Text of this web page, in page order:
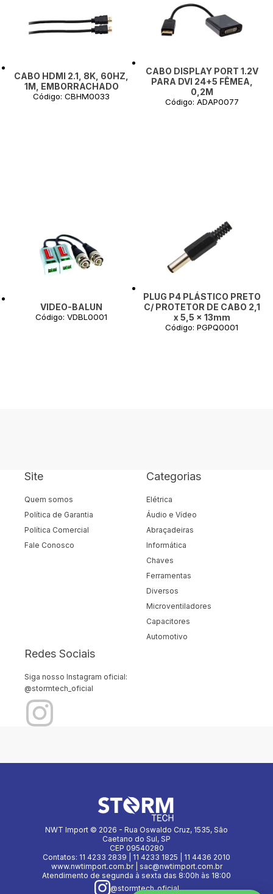
CABO HDMI 2.1, 8K, 60HZ,
1M, EMBORRACHADO
Código: CBHM0033
CABO DISPLAY PORT 1.2V
PARA DVI 24+5 FÊMEA,
0,2M
Código: ADAP0077
VIDEO-BALUN
Código: VDBL0001
PLUG P4 PLÁSTICO PRETO
C/ PROTETOR DE CABO 2,1
x 5,5 x 13mm
Código: PGPQ0001
Site
Quem somos
Política de Garantia
Política Comercial
Fale Conosco
Categorias
Elétrica
Áudio e Vídeo
Abraçadeiras
Informática
Chaves
Ferramentas
Diversos
Microventiladores
Capacitores
Automotivo
Redes Sociais
Siga nosso Instagram oficial:
@stormtech_oficial
NWT Import © 2026 - Rua Oswaldo Cruz, 1535, São
Caetano do Sul, SP
CEP 09540280
Contatos: 11 4233 2839 | 11 4233 1825 | 11 4436 2010
www.nwtimport.com.br | sac@nwtimport.com.br
Atendimento de segunda à sexta das 8:00h às 18:00
@stormtech_oficial